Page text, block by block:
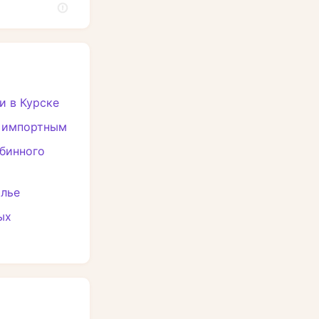
в Курске
импортным